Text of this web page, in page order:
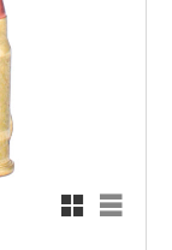
Rutnätsvy
Listvy